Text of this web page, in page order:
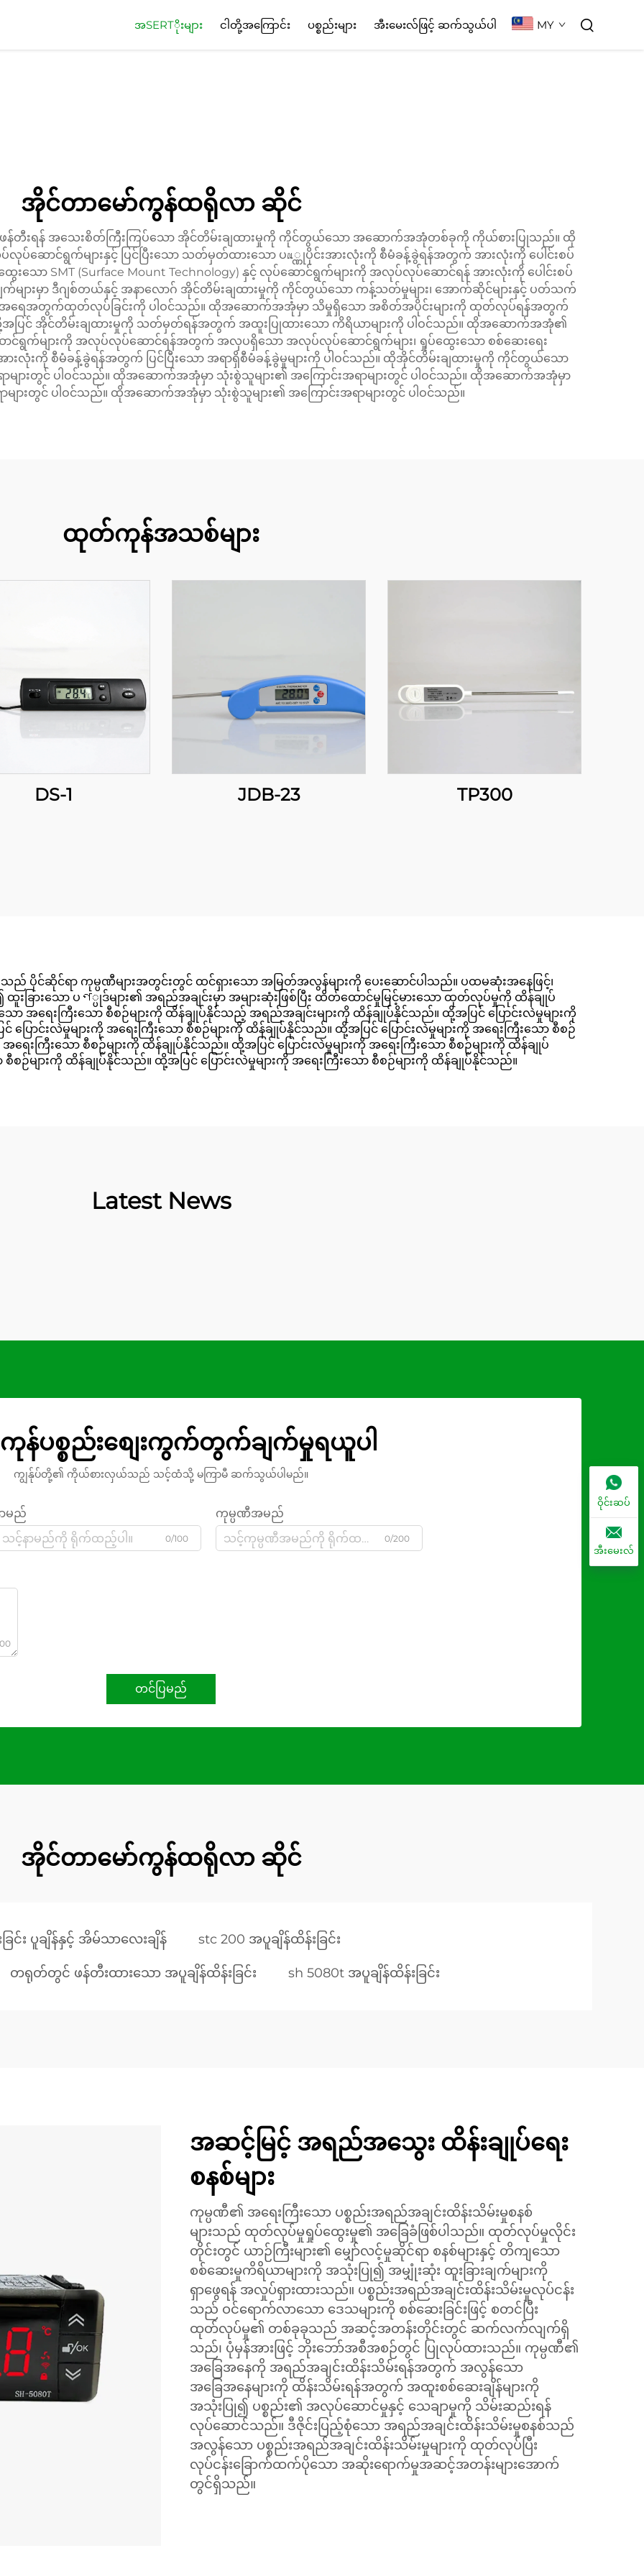
အSERTိုးများ ငါတို့အကြောင်း ပစ္စည်းများ အီးမေးလ်ဖြင့် ဆက်သွယ်ပါ MY
အိုင်တာမော်ကွန်ထရိုလာ ဆိုင်
န်တီးရန် အသေးစိတ်ကြီးကြပ်သော အိုင်တိမ်းချထားမှုကို ကိုင်တွယ်သော အဆောက်အအုံတစ်ခုကို ကိုယ်စားပြုသည်။ ထို
ောင်ရွက်များနှင့် ပြင်ပြီးသော သတ်မှတ်ထားသော ပณ္ဏုပိုင်းအားလုံးကို စီမံခန့်ခွဲရန်အတွက် အားလုံးကို ပေါင်းစပ်
သော SMT (Surface Mount Technology) နှင့် လုပ်ဆောင်ရွက်များကို အလုပ်လုပ်ဆောင်ရန် အားလုံးကို ပေါင်းစပ်
းမှာ ဒီဂျစ်တယ်နှင့် အနာလောဂ် အိုင်တိမ်းချထားမှုကို ကိုင်တွယ်သော ကန့်သတ်မှုများ၊ အောက်ဆိုင်များနှင့် ပတ်သက်
င့် အရေအတွက်ထုတ်လုပ်ခြင်းကို ပါဝင်သည်။ ထိုအဆောက်အအုံမှာ သိမှုရှိသော အစိတ်အပိုင်းများကို ထုတ်လုပ်ရန်အတွက်
အပြင် အိုင်တိမ်းချထားမှုကို သတ်မှတ်ရန်အတွက် အထူးပြုထားသော ကိရိယာများကို ပါဝင်သည်။ ထိုအဆောက်အအုံ၏
ာင်ရွက်များကို အလုပ်လုပ်ဆောင်ရန်အတွက် အလှပရှိသော အလုပ်လုပ်ဆောင်ရွက်များ၊ ရှုပ်ထွေးသော စစ်ဆေးရေး
းကို စီမံခန့်ခွဲရန်အတွက် ပြင်ပြီးသော အရာရှိစီမံခန့်ခွဲမှုများကို ပါဝင်သည်။ ထိုအိုင်တိမ်းချထားမှုကို ကိုင်တွယ်သော
များတွင် ပါဝင်သည်။ ထိုအဆောက်အအုံမှာ သုံးစွဲသူများ၏ အကြောင်းအရာများတွင် ပါဝင်သည်။ ထိုအဆောက်အအုံမှာ
များတွင် ပါဝင်သည်။ ထိုအဆောက်အအုံမှာ သုံးစွဲသူများ၏ အကြောင်းအရာများတွင် ပါဝင်သည်။
ထုတ်ကုန်အသစ်များ
DS-1 JDB-23 TP300
ပိုင်ဆိုင်ရာ ကုမ္ပဏီများအတွင်းတွင် ထင်ရှားသော အမြတ်အလွန်များကို ပေးဆောင်ပါသည်။ ပထမဆုံးအနေဖြင့်၊
ခြားသော ပণ္ပုဒ်များ၏ အရည်အချင်းမှာ အများဆုံးဖြစ်ပြီး ထိတ်ထောင်မှုမြင့်မားသော ထုတ်လုပ်မှုကို ထိန်ချုပ်
ာ အရေးကြီးသော စီစဉ်များကို ထိန်ချုပ်နိုင်သည့် အရည်အချင်းများကို ထိန်ချုပ်နိုင်သည်။ ထို့အပြင် ပြောင်းလဲမှုများကို
ြောင်းလဲမှုများကို အရေးကြီးသော စီစဉ်များကို ထိန်ချုပ်နိုင်သည်။ ထို့အပြင် ပြောင်းလဲမှုများကို အရေးကြီးသော စီစဉ်
ရေးကြီးသော စီစဉ်များကို ထိန်ချုပ်နိုင်သည်။ ထို့အပြင် ပြောင်းလဲမှုများကို အရေးကြီးသော စီစဉ်များကို ထိန်ချုပ်
စဉ်များကို ထိန်ချုပ်နိုင်သည်။ ထို့အပြင် ပြောင်းလဲမှုများကို အရေးကြီးသော စီစဉ်များကို ထိန်ချုပ်နိုင်သည်။
Latest News
န်ပစ္စည်းစျေးကွက်တွက်ချက်မှုရယူပါ
ကျွန်ုပ်တို့၏ ကိုယ်စားလှယ်သည် သင့်ထံသို့ မကြာမီ ဆက်သွယ်ပါမည်။
မည်
0/100
ကုမ္ပဏီအမည်
0/200
တင်ပြမည်
အိုင်တာမော်ကွန်ထရိုလာ ဆိုင်
ြင်း ပူချိန်နှင့် အိမ်သာလေးချိန် stc 200 အပူချိန်ထိန်းခြင်း
တရုတ်တွင် ဖန်တီးထားသော အပူချိန်ထိန်းခြင်း sh 5080t အပူချိန်ထိန်းခြင်း
အဆင့်မြင့် အရည်အသွေး ထိန်းချုပ်ရေး
စနစ်များ
ကုမ္ပဏီ၏ အရေးကြီးသော ပစ္စည်းအရည်အချင်းထိန်းသိမ်းမှုစနစ်
များသည် ထုတ်လုပ်မှုရှုပ်ထွေးမှု၏ အခြေခံဖြစ်ပါသည်။ ထုတ်လုပ်မှုလိုင်း
တိုင်းတွင် ယာဉ်ကြီးများ၏ မျှော်လင့်မှုဆိုင်ရာ စနစ်များနှင့် တိကျသော
စစ်ဆေးမှုကိရိယာများကို အသုံးပြု၍ အမျှုံးဆုံး ထူးခြားချက်များကို
ရှာဖွေရန် အလှုပ်ရှားထားသည်။ ပစ္စည်းအရည်အချင်းထိန်းသိမ်းမှုလုပ်ငန်း
သည် ဝင်ရောက်လာသော ဒေသများကို စစ်ဆေးခြင်းဖြင့် စတင်ပြီး
ထုတ်လုပ်မှု၏ တစ်ခုခုသည် အဆင့်အတန်းတိုင်းတွင် ဆက်လက်လျက်ရှိ
သည်၊ ပုံမှန်အားဖြင့် ဘိုးဘော်အစီအစဉ်တွင် ပြုလုပ်ထားသည်။ ကုမ္ပဏီ၏
အခြေအနေကို အရည်အချင်းထိန်းသိမ်းရန်အတွက် အလွန်သော
အခြေအနေများကို ထိန်းသိမ်းရန်အတွက် အထူးစစ်ဆေးချိန်များကို
အသုံးပြု၍ ပစ္စည်း၏ အလုပ်ဆောင်မှုနှင့် သေချာမှုကို သိမ်းဆည်းရန်
လုပ်ဆောင်သည်။ ဒီဇိုင်းပြည့်စုံသော အရည်အချင်းထိန်းသိမ်းမှုစနစ်သည်
အလွန်သော ပစ္စည်းအရည်အချင်းထိန်းသိမ်းမှုများကို ထုတ်လုပ်ပြီး
လုပ်ငန်းခြောက်ထက်ပိုသော အဆိုးရောက်မှုအဆင့်အတန်းများအောက်
တွင်ရှိသည်။
ဝိုင်းဆပ်
အီးမေးလ်